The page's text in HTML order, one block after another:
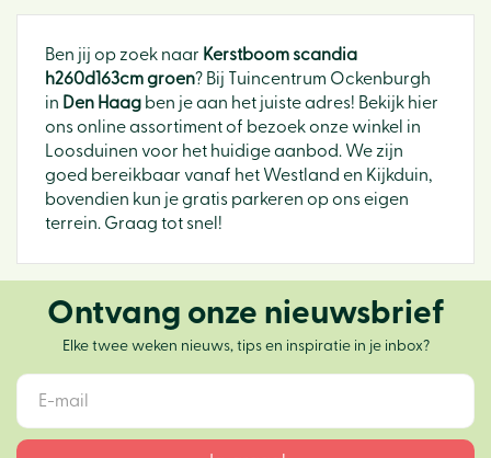
Ben jij op zoek naar Kerstboom scandia
h260d163cm groen? Bij Tuincentrum Ockenburgh
in Den Haag ben je aan het juiste adres! Bekijk hier
ons online assortiment of bezoek onze winkel in
Loosduinen voor het huidige aanbod. We zijn
goed bereikbaar vanaf het Westland en Kijkduin,
bovendien kun je gratis parkeren op ons eigen
terrein. Graag tot snel!
Ontvang onze nieuwsbrief
Elke twee weken nieuws, tips en inspiratie in je inbox?